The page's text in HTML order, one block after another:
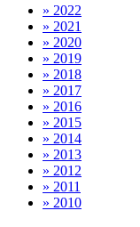
» 2022
» 2021
» 2020
» 2019
» 2018
» 2017
» 2016
» 2015
» 2014
» 2013
» 2012
» 2011
» 2010